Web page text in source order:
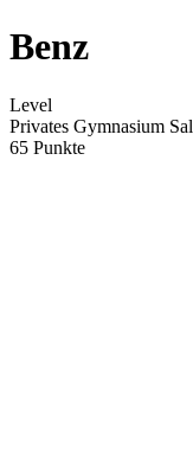
Benz
Level
Privates Gymnasium
65 Punkte